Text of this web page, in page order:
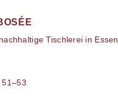
Tischlerei in Essen